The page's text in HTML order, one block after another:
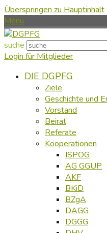
Überspringen zu Hauptinhalt
Menu
suche
Login für Mitglieder
DIE DGPFG
Ziele
Geschichte und
Vorstand
Beirat
Referate
Kooperationen
ISPOG
AG GGUP
AKF
BKiD
BZgA
DAGG
DGGG